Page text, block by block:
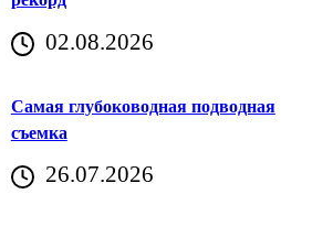
02.08.2026
Самая глубоководная подводная
съемка
26.07.2026